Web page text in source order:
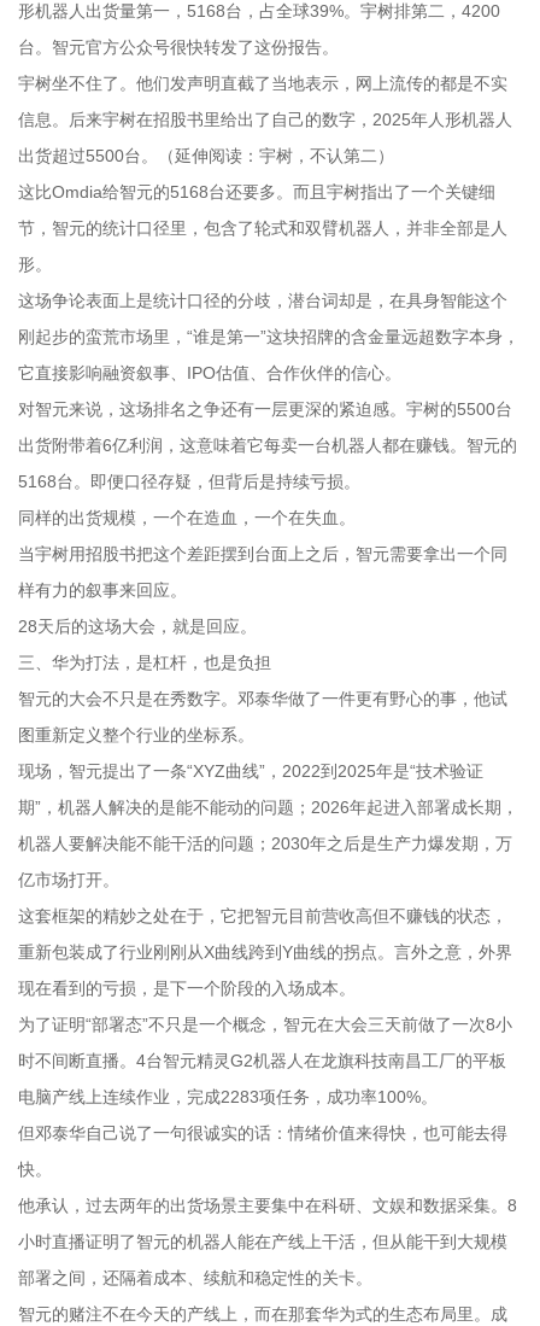
形机器人出货量第一，5168台，占全球39%。宇树排第二，4200
台。智元官方公众号很快转发了这份报告。
宇树坐不住了。他们发声明直截了当地表示，网上流传的都是不实
信息。后来宇树在招股书里给出了自己的数字，2025年人形机器人
出货超过5500台。（延伸阅读：宇树，不认第二）
这比Omdia给智元的5168台还要多。而且宇树指出了一个关键细
节，智元的统计口径里，包含了轮式和双臂机器人，并非全部是人
形。
这场争论表面上是统计口径的分歧，潜台词却是，在具身智能这个
刚起步的蛮荒市场里，“谁是第一”这块招牌的含金量远超数字本身，
它直接影响融资叙事、IPO估值、合作伙伴的信心。
对智元来说，这场排名之争还有一层更深的紧迫感。宇树的5500台
出货附带着6亿利润，这意味着它每卖一台机器人都在赚钱。智元的
5168台。即便口径存疑，但背后是持续亏损。
同样的出货规模，一个在造血，一个在失血。
当宇树用招股书把这个差距摆到台面上之后，智元需要拿出一个同
样有力的叙事来回应。
28天后的这场大会，就是回应。
三、华为打法，是杠杆，也是负担
智元的大会不只是在秀数字。邓泰华做了一件更有野心的事，他试
图重新定义整个行业的坐标系。
现场，智元提出了一条“XYZ曲线”，2022到2025年是“技术验证
期”，机器人解决的是能不能动的问题；2026年起进入部署成长期，
机器人要解决能不能干活的问题；2030年之后是生产力爆发期，万
亿市场打开。
这套框架的精妙之处在于，它把智元目前营收高但不赚钱的状态，
重新包装成了行业刚刚从X曲线跨到Y曲线的拐点。言外之意，外界
现在看到的亏损，是下一个阶段的入场成本。
为了证明“部署态”不只是一个概念，智元在大会三天前做了一次8小
时不间断直播。4台智元精灵G2机器人在龙旗科技南昌工厂的平板
电脑产线上连续作业，完成2283项任务，成功率100%。
但邓泰华自己说了一句很诚实的话：情绪价值来得快，也可能去得
快。
他承认，过去两年的出货场景主要集中在科研、文娱和数据采集。8
小时直播证明了智元的机器人能在产线上干活，但从能干到大规模
部署之间，还隔着成本、续航和稳定性的关卡。
智元的赌注不在今天的产线上，而在那套华为式的生态布局里。成